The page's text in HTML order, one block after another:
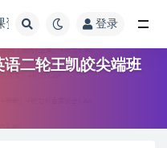
登录
二轮王凯皎尖端班